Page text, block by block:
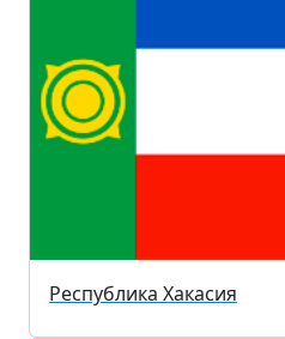
Республика Хакасия